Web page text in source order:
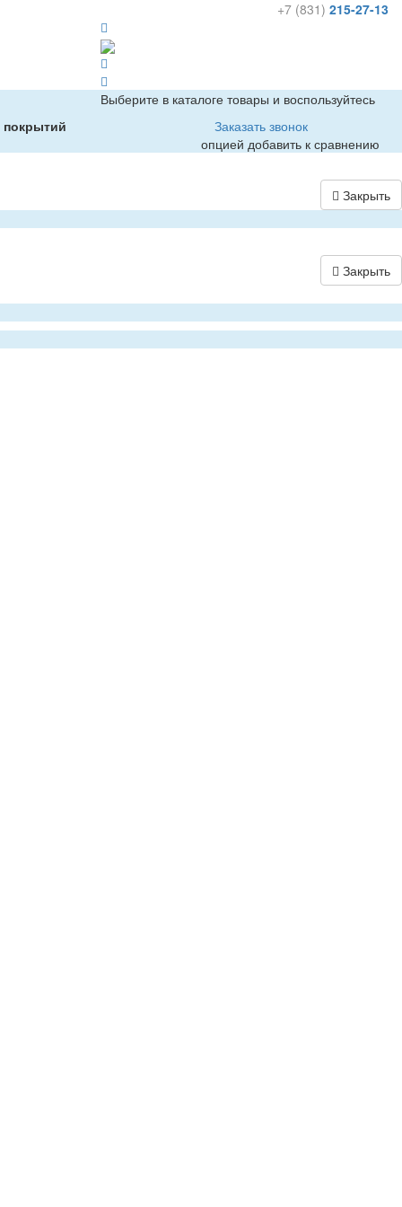
+7 (831) 215-27-13
покрытий Заказать звонок
Выберите в каталоге товары и воспользуйтесь
опцией добавить к сравнению
Закрыть
Закрыть